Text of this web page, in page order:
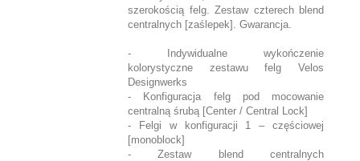
szerokością felg. Zestaw czterech blend
centralnych [zaślepek]. Gwarancja.
- Indywidualne wykończenie
kolorystyczne zestawu felg Velos
Designwerks
- Konfiguracja felg pod mocowanie
centralną śrubą [Center / Central Lock]
- Felgi w konfiguracji 1 – częściowej
[monoblock]
- Zestaw blend centralnych